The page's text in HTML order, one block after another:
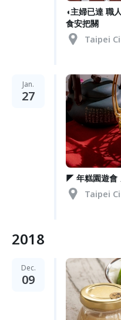
◖主婦已達 職
食安把關
Taipei
Jan.
27
◤ 年糕園遊會
Taipei
2018
Dec.
09